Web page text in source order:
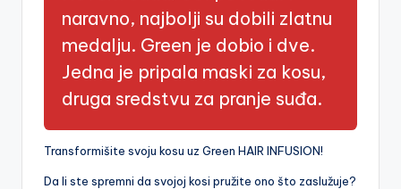
naravno, najbolji su dobili zlatnu
medalju. Green je dobio i dve.
Jedna je pripala maski za kosu,
druga sredstvu za pranje suđa.
Transformišite svoju kosu uz Green HAIR INFUSION!
Da li ste spremni da svojoj kosi pružite ono što zaslužuje?